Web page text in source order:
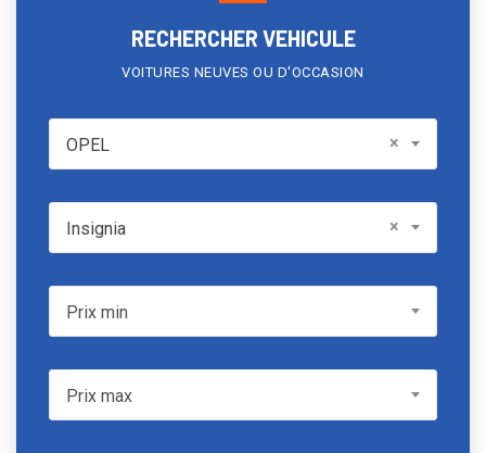
RECHERCHER VEHICULE
VOITURES NEUVES OU D'OCCASION
OPEL ×
OPEL
Model ×
Insignia
Prix minPrix min
Prix maxPrix max